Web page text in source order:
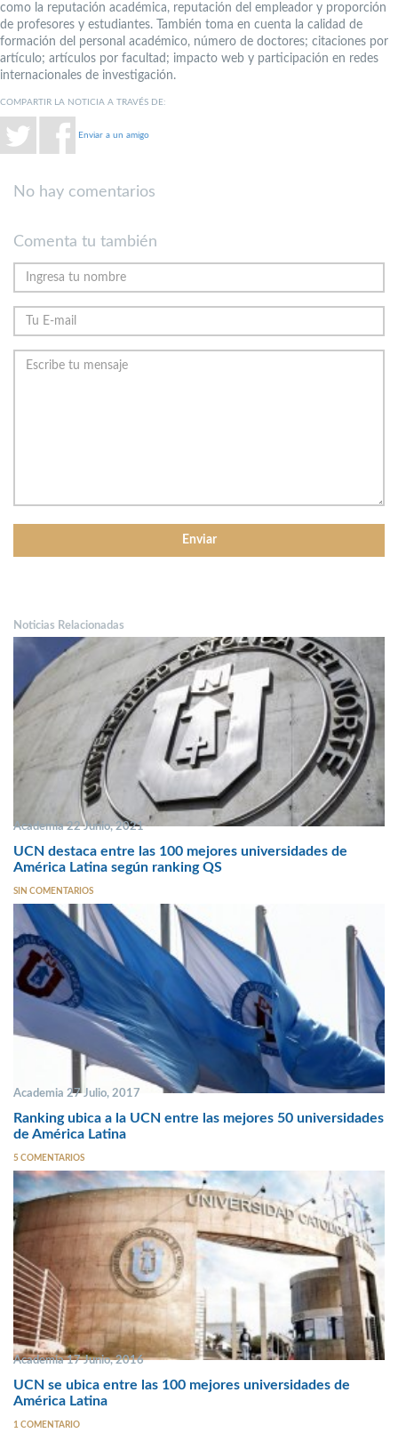
como la reputación académica, reputación del empleador y proporción
de profesores y estudiantes. También toma en cuenta la calidad de
formación del personal académico, número de doctores; citaciones por
artículo; artículos por facultad; impacto web y participación en redes
internacionales de investigación.
COMPARTIR LA NOTICIA A TRAVÉS DE:
Enviar a un amigo
No hay comentarios
Comenta tu también
Noticias Relacionadas
Academia 22 Junio, 2021
UCN destaca entre las 100 mejores universidades de
América Latina según ranking QS
SIN COMENTARIOS
Academia 27 Julio, 2017
Ranking ubica a la UCN entre las mejores 50 universidades
de América Latina
5 COMENTARIOS
Academia 17 Junio, 2016
UCN se ubica entre las 100 mejores universidades de
América Latina
1 COMENTARIO